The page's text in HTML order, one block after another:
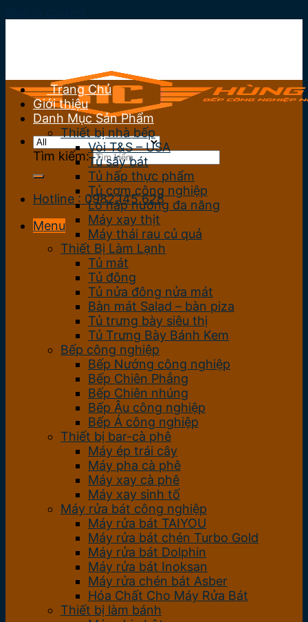
Tìm kiếm:
Hotline : 0982.145.628
Menu
Trang Chủ
Giới thiệu
Danh Mục Sản Phẩm
Thiết bị nhà bếp
Vòi T&S – USA
Tủ sấy bát
Tủ hấp thực phẩm
Tủ cơm công nghiệp
Lò hấp nướng đa năng
Máy xay thịt
Máy thái rau củ quả
Thiết Bị Làm Lạnh
Tủ mát
Tủ đông
Tủ nửa đông nửa mát
Bàn mát Salad – bàn piza
Tủ trưng bày siêu thị
Tủ Trưng Bày Bánh Kem
Bếp công nghiệp
Bếp Nướng công nghiệp
Bếp Chiên Phẳng
Bếp Chiên nhúng
Bếp Âu công nghiệp
Bếp Á công nghiệp
Thiết bị bar-cà phê
Máy ép trái cây
Máy pha cà phê
Máy xay cà phê
Máy xay sinh tố
Máy rửa bát công nghiệp
Máy rửa bát TAIYOU
Máy rửa bát chén Turbo Gold
Máy rửa bát Dolphin
Máy rửa bát Inoksan
Máy rửa chén bát Asber
Hóa Chất Cho Máy Rửa Bát
Thiết bị làm bánh